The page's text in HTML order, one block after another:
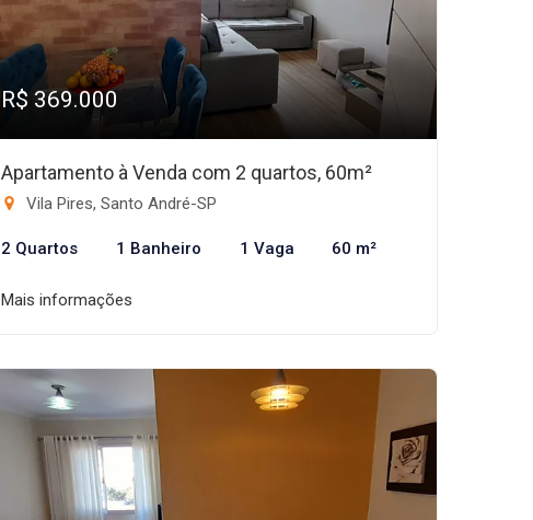
R$ 369.000
Apartamento à Venda com 2 quartos, 60m²
Vila Pires, Santo André-SP
2 Quartos 1 Banheiro 1 Vaga 60 m²
Mais informações